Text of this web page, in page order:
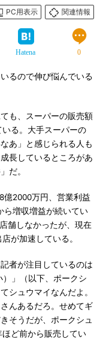
PC用表示
関連情報
Hatena 0
るので伸び悩んでいる
も、スーパーの販売額
る。大手スーパーの
あ」と感じられる人も
長しているところがあ
だ。
2000万円、営業利益
ら増収増益が続いてい
舗しなかったが、現在
が加速している。
者が注目しているのは
）」（以下、ポークシ
シュウマイなんだよ。
んあるだろ。せめてギ
そうだが、ポークシュ
ど前から販売してい